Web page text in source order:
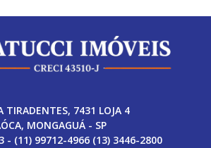
TIRADENTES, 7431 LOJA 4
MONGAGUÁ - SP
- (11) 99712-4966 (13) 3446-2800